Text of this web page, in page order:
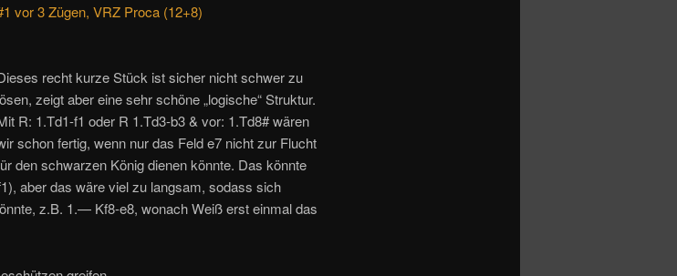
vor 3 Zügen, VRZ Proca (12+8)
recht kurze Stück ist sicher nicht schwer zu
zeigt aber eine sehr schöne „logische“ Struktur.
R: 1.Td1-f1 oder R 1.Td3-b3 & vor: 1.Td8# wären
schon fertig, wenn nur das Feld e7 nicht zur Flucht
den schwarzen König dienen könnte. Das könnte
aber das wäre viel zu langsam, sodass sich
z.B. 1.— Kf8-e8, wonach Weiß erst einmal das